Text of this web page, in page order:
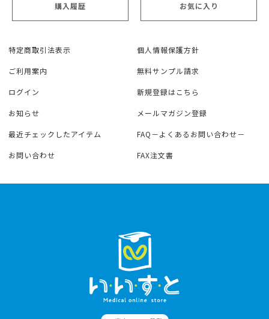
購入履歴 お気に入り
特定商取引法表示 個人情報保護方針
ご利用案内 無料サンプル請求
ログイン 新規登録はこちら
お知らせ メールマガジン登録
最近チェックしたアイテム FAQ－よくあるお問い合わせ－
お問い合わせ FAX注文書